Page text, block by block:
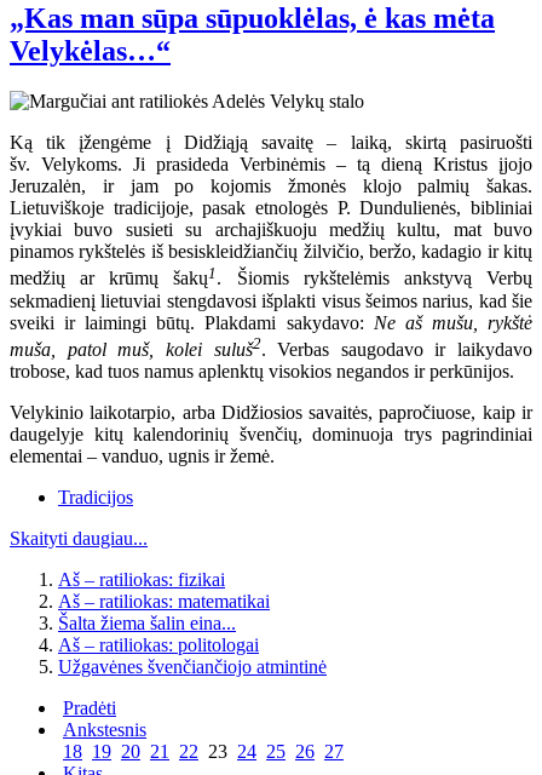
„Kas man sūpa sūpuoklėlas, ė kas mėta
Velykėlas…“
Ką tik įžengėme į Didžiąją savaitę – laiką, skirtą pasiruošti
šv. Velykoms. Ji prasideda Verbinėmis – tą dieną Kristus įjojo
Jeruzalėn, ir jam po kojomis žmonės klojo palmių šakas.
Lietuviškoje tradicijoje, pasak etnologės P. Dundulienės, bibliniai
įvykiai buvo susieti su archajiškuoju medžių kultu, mat buvo
pinamos rykštelės iš besiskleidžiančių žilvičio, beržo, kadagio ir kitų
medžių ar krūmų šakų1 . Šiomis rykštelėmis ankstyvą Verbų
sekmadienį lietuviai stengdavosi išplakti visus šeimos narius, kad šie
sveiki ir laimingi būtų. Plakdami sakydavo: Ne aš mušu, rykštė
muša, patol muš, kolei suluš2. Verbas saugodavo ir laikydavo
trobose, kad tuos namus aplenktų visokios negandos ir perkūnijos.
Velykinio laikotarpio, arba Didžiosios savaitės, papročiuose, kaip ir
daugelyje kitų kalendorinių švenčių, dominuoja trys pagrindiniai
elementai – vanduo, ugnis ir žemė.
Tradicijos
Skaityti daugiau...
Aš – ratiliokas: fizikai
Aš – ratiliokas: matematikai
Šalta žiema šalin eina...
Aš – ratiliokas: politologai
Užgavėnes švenčiančiojo atmintinė
Pradėti
Ankstesnis
18 19 20 21 22 23 24 25 26 27